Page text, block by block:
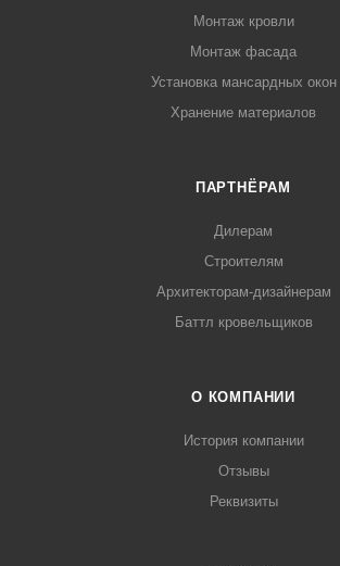
Монтаж кровли
Монтаж фасада
Установка мансардных окон
Хранение материалов
ПАРТНЁРАМ
Дилерам
Строителям
Архитекторам-дизайнерам
Баттл кровельщиков
О КОМПАНИИ
История компании
Отзывы
Реквизиты